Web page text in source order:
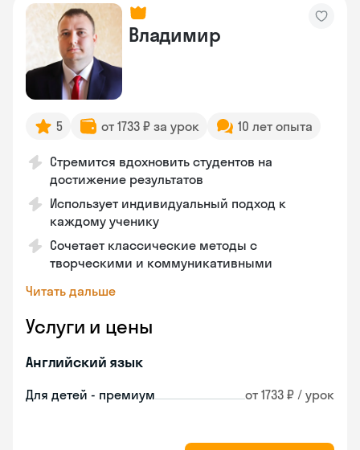
Владимир
5 от 1733 ₽ за урок 10 лет опыта
Стремится вдохновить студентов на
достижение результатов
Использует индивидуальный подход к
каждому ученику
Сочетает классические методы с
творческими и коммуникативными
Читать дальше
Услуги и цены
Английский язык
Для детей - премиум от 1733 ₽ / урок